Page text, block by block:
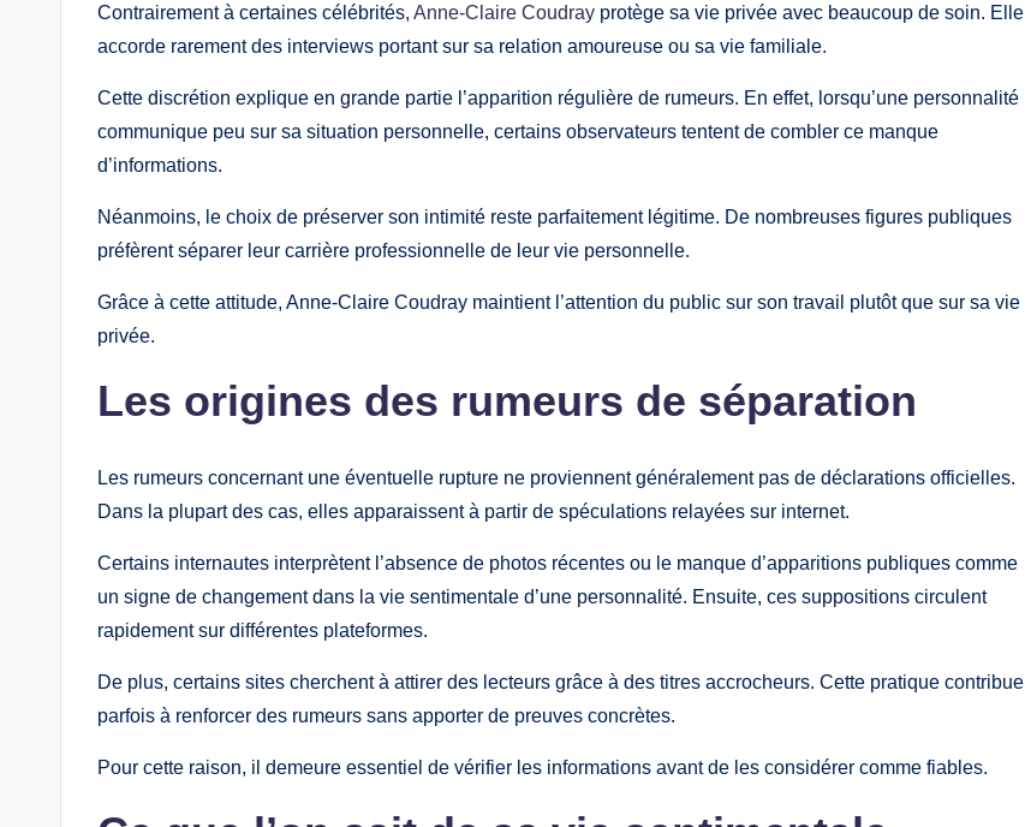
Contrairement à certaines célébrités, Anne-Claire Coudray protège sa vie privée avec beaucoup de soin. Elle
accorde rarement des interviews portant sur sa relation amoureuse ou sa vie familiale.
Cette discrétion explique en grande partie l’apparition régulière de rumeurs. En effet, lorsqu’une personnalité
communique peu sur sa situation personnelle, certains observateurs tentent de combler ce manque
d’informations.
Néanmoins, le choix de préserver son intimité reste parfaitement légitime. De nombreuses figures publiques
préfèrent séparer leur carrière professionnelle de leur vie personnelle.
Grâce à cette attitude, Anne-Claire Coudray maintient l’attention du public sur son travail plutôt que sur sa vie
privée.
Les origines des rumeurs de séparation
Les rumeurs concernant une éventuelle rupture ne proviennent généralement pas de déclarations officielles.
Dans la plupart des cas, elles apparaissent à partir de spéculations relayées sur internet.
Certains internautes interprètent l’absence de photos récentes ou le manque d’apparitions publiques comme
un signe de changement dans la vie sentimentale d’une personnalité. Ensuite, ces suppositions circulent
rapidement sur différentes plateformes.
De plus, certains sites cherchent à attirer des lecteurs grâce à des titres accrocheurs. Cette pratique contribue
parfois à renforcer des rumeurs sans apporter de preuves concrètes.
Pour cette raison, il demeure essentiel de vérifier les informations avant de les considérer comme fiables.